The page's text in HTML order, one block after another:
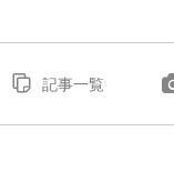
記事一覧